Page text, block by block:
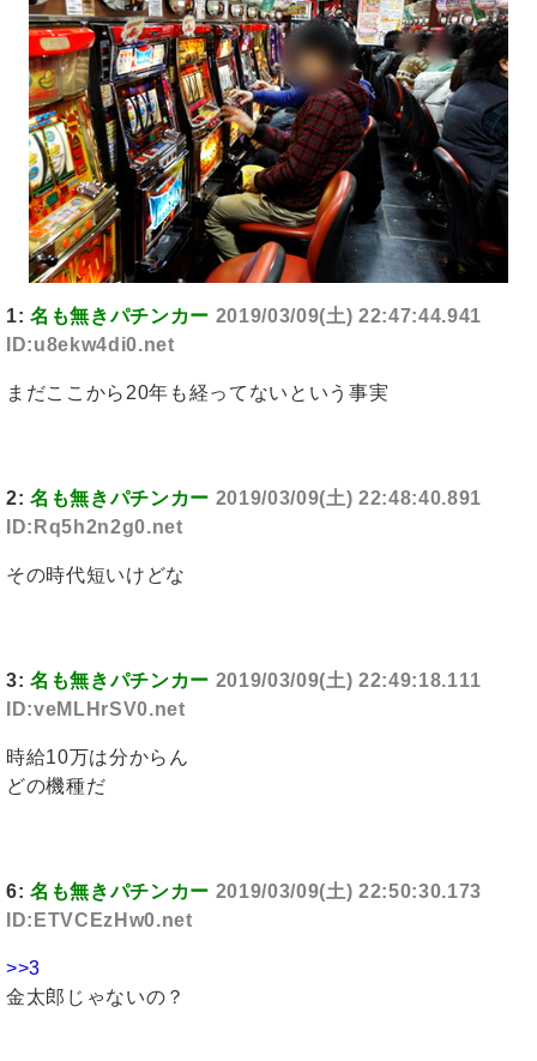
1: 名も無きパチンカー 2019/03/09(土) 22:47:44.941
ID:u8ekw4di0.net
まだここから20年も経ってないという事実
2: 名も無きパチンカー 2019/03/09(土) 22:48:40.891
ID:Rq5h2n2g0.net
その時代短いけどな
3: 名も無きパチンカー 2019/03/09(土) 22:49:18.111
ID:veMLHrSV0.net
時給10万は分からん
どの機種だ
6: 名も無きパチンカー 2019/03/09(土) 22:50:30.173
ID:ETVCEzHw0.net
>>3
金太郎じゃないの？